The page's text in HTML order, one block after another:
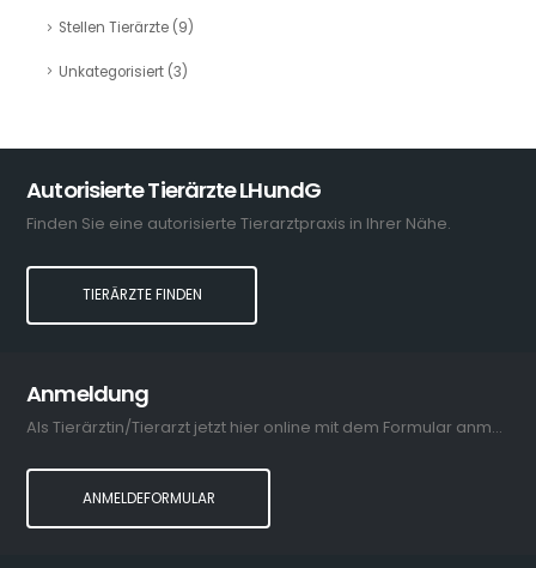
Stellen Tierärzte(9)
Unkategorisiert(3)
Autorisierte Tierärzte LHundG
Finden Sie eine autorisierte Tierarztpraxis in Ihrer Nähe.
TIERÄRZTE FINDEN
Anmeldung
Als Tierärztin/Tierarzt jetzt hier online mit dem Formular anmelden.
ANMELDEFORMULAR